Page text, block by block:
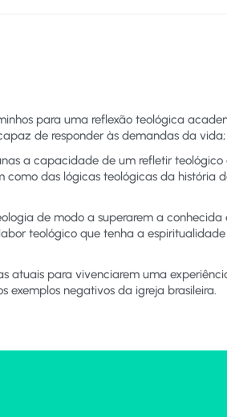
para uma reflexão teológica
de responder às demandas da vida;
a capacidade de um refletir
das lógicas teológicas da história
de modo a superarem a
teológico que tenha a
atuais para vivenciarem uma
exemplos negativos da igreja brasileira.